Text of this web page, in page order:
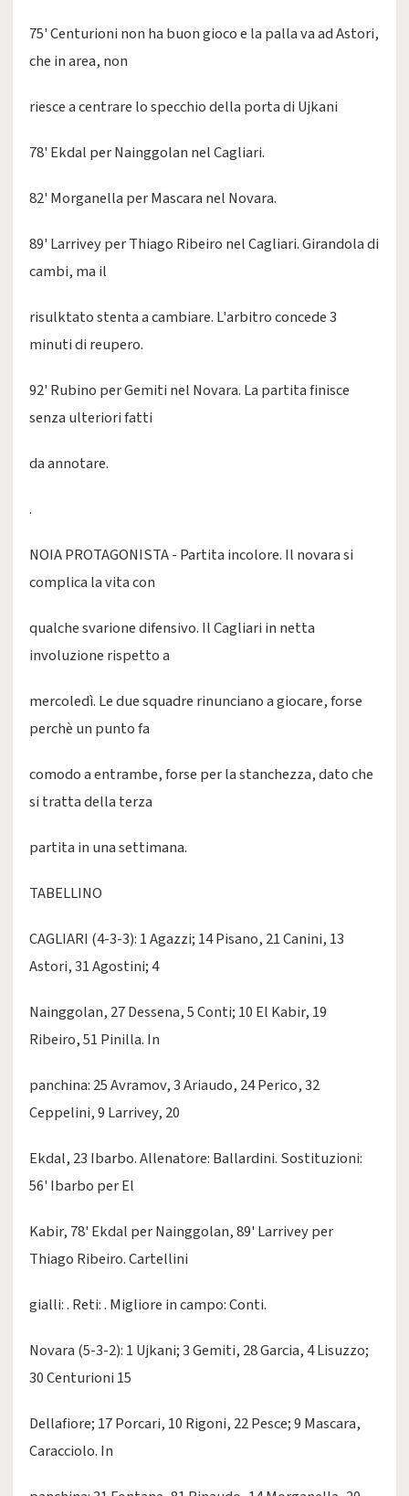
75' Centurioni non ha buon gioco e la palla va ad Astori,
che in area, non
riesce a centrare lo specchio della porta di Ujkani
78' Ekdal per Nainggolan nel Cagliari.
82' Morganella per Mascara nel Novara.
89' Larrivey per Thiago Ribeiro nel Cagliari. Girandola di
cambi, ma il
risulktato stenta a cambiare. L'arbitro concede 3
minuti di reupero.
92' Rubino per Gemiti nel Novara. La partita finisce
senza ulteriori fatti
da annotare.
.
NOIA PROTAGONISTA - Partita incolore. Il novara si
complica la vita con
qualche svarione difensivo. Il Cagliari in netta
involuzione rispetto a
mercoledì. Le due squadre rinunciano a giocare, forse
perchè un punto fa
comodo a entrambe, forse per la stanchezza, dato che
si tratta della terza
partita in una settimana.
TABELLINO
CAGLIARI (4-3-3): 1 Agazzi; 14 Pisano, 21 Canini, 13
Astori, 31 Agostini; 4
Nainggolan, 27 Dessena, 5 Conti; 10 El Kabir, 19
Ribeiro, 51 Pinilla. In
panchina: 25 Avramov, 3 Ariaudo, 24 Perico, 32
Ceppelini, 9 Larrivey, 20
Ekdal, 23 Ibarbo. Allenatore: Ballardini. Sostituzioni:
56' Ibarbo per El
Kabir, 78' Ekdal per Nainggolan, 89' Larrivey per
Thiago Ribeiro. Cartellini
gialli: . Reti: . Migliore in campo: Conti.
Novara (5-3-2): 1 Ujkani; 3 Gemiti, 28 Garcia, 4 Lisuzzo;
30 Centurioni 15
Dellafiore; 17 Porcari, 10 Rigoni, 22 Pesce; 9 Mascara,
Caracciolo. In